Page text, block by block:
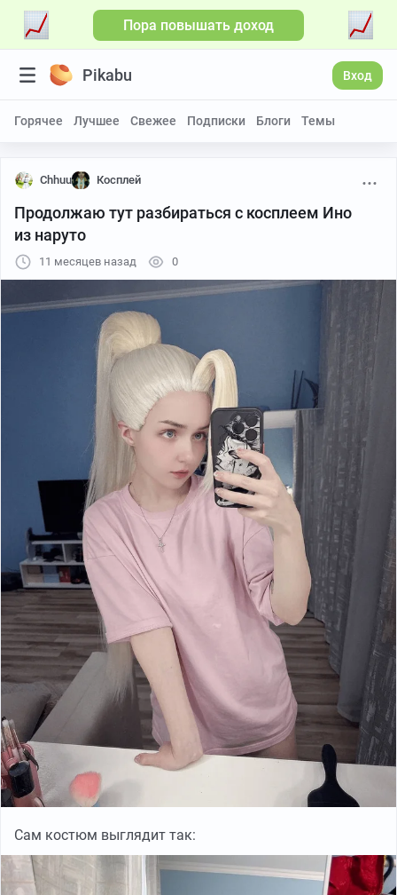
Пора повышать доход
Pikabu Вход
Горячее Лучшее Свежее Подписки Блоги Темы
Chhuu Косплей
Продолжаю тут разбираться с косплеем Ино
из наруто
11 месяцев назад 0
Сам костюм выглядит так: